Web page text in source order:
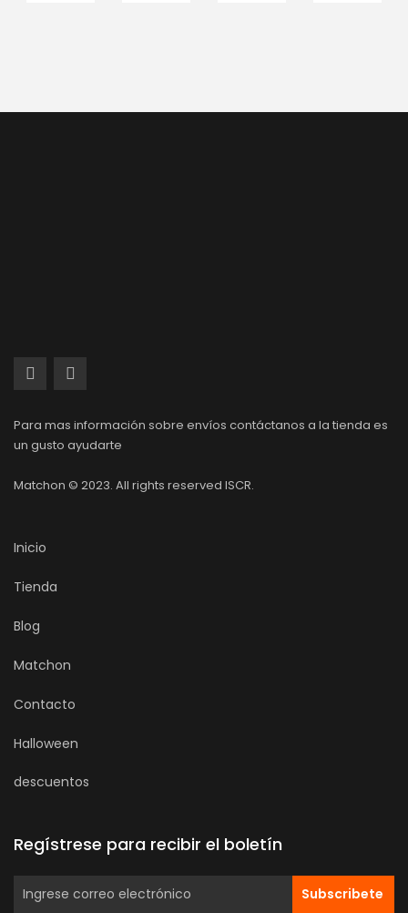
Para mas información sobre envíos contáctanos a la tienda es
un gusto ayudarte
Matchon © 2023. All rights reserved ISCR.
Inicio
Tienda
Blog
Matchon
Contacto
Halloween
descuentos
Regístrese para recibir el boletín
Subscribete